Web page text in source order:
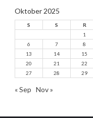
Oktober 2025
S S R
1
6
7 8
13
14 15
20
21 22
27
28 29
« Sep Nov »